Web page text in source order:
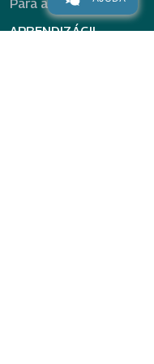
Para alunos
APRENDIZÁGIL